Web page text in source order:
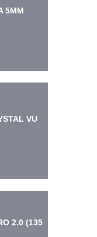
5MM
VU
2.0 (135